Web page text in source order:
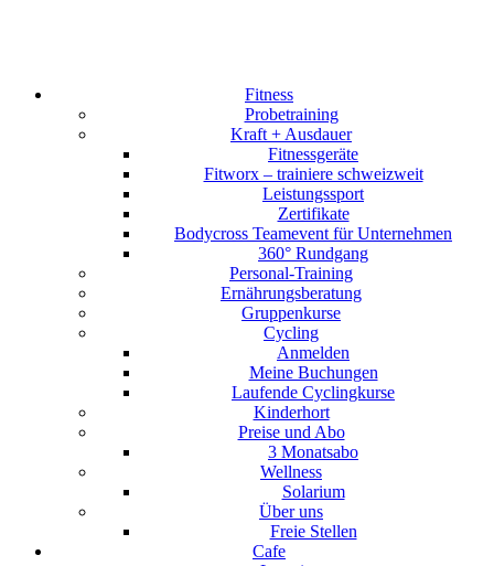
Fitness
Probetraining
Kraft + Ausdauer
Fitnessgeräte
Fitworx – trainiere schweizweit
Leistungssport
Zertifikate
Bodycross Teamevent für Unternehmen
360° Rundgang
Personal-Training
Ernährungsberatung
Gruppenkurse
Cycling
Anmelden
Meine Buchungen
Laufende Cyclingkurse
Kinderhort
Preise und Abo
3 Monatsabo
Wellness
Solarium
Über uns
Freie Stellen
Cafe